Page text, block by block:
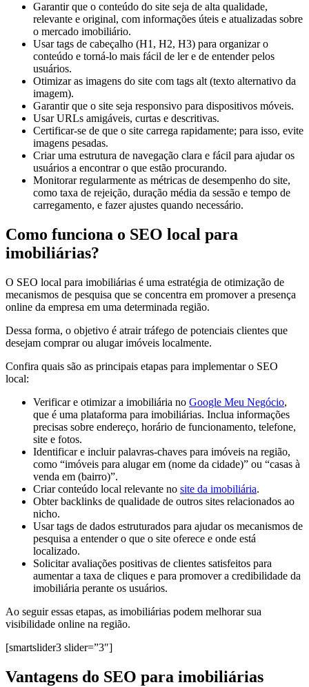
Garantir que o conteúdo do site seja de alta qualidade,
relevante e original, com informações úteis e atualizadas sobre
o mercado imobiliário.
Usar tags de cabeçalho (H1, H2, H3) para organizar o
conteúdo e torná-lo mais fácil de ler e de entender pelos
usuários.
Otimizar as imagens do site com tags alt (texto alternativo da
imagem).
Garantir que o site seja responsivo para dispositivos móveis.
Usar URLs amigáveis, curtas e descritivas.
Certificar-se de que o site carrega rapidamente; para isso, evite
imagens pesadas.
Criar uma estrutura de navegação clara e fácil para ajudar os
usuários a encontrar o que estão procurando.
Monitorar regularmente as métricas de desempenho do site,
como taxa de rejeição, duração média da sessão e tempo de
carregamento, e fazer ajustes quando necessário.
Como funciona o SEO local para
imobiliárias?
O SEO local para imobiliárias é uma estratégia de otimização de
mecanismos de pesquisa que se concentra em promover a presença
online da empresa em uma determinada região.
Dessa forma, o objetivo é atrair tráfego de potenciais clientes que
desejam comprar ou alugar imóveis localmente.
Confira quais são as principais etapas para implementar o SEO
local:
Verificar e otimizar a imobiliária no Google Meu Negócio,
que é uma plataforma para imobiliárias. Inclua informações
precisas sobre endereço, horário de funcionamento, telefone,
site e fotos.
Identificar e incluir palavras-chaves para imóveis na região,
como “imóveis para alugar em (nome da cidade)” ou “casas à
venda em (bairro)”.
Criar conteúdo local relevante no site da imobiliária.
Obter backlinks de qualidade de outros sites relacionados ao
nicho.
Usar tags de dados estruturados para ajudar os mecanismos de
pesquisa a entender o que o site oferece e onde está
localizado.
Solicitar avaliações positivas de clientes satisfeitos para
aumentar a taxa de cliques e para promover a credibilidade da
imobiliária perante os usuários.
Ao seguir essas etapas, as imobiliárias podem melhorar sua
visibilidade online na região.
[smartslider3 slider=”3″]
Vantagens do SEO para imobiliárias